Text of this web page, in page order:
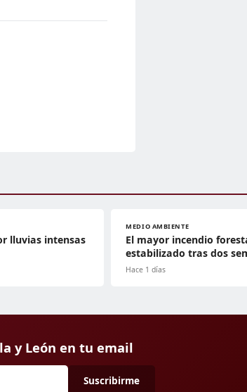
lluvias intensas
MEDIO AMBIENTE
El mayor incendio
estabilizado tras dos
Hace 1 días
y León en tu email
Suscribirme